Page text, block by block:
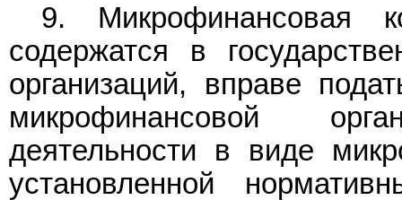
9. Микрофинансовая
содержатся в
организаций, вправе
микрофинансовой
деятельности в виде
установленной